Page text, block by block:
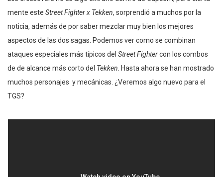
mente este Street Fighter x Tekken, sorprendió a muchos por la
noticia, además de por saber mezclar muy bien los mejores
aspectos de las dos sagas. Podemos ver como se combinan
ataques especiales más típicos del Street Fightercon los combos
de de alcance más corto del Tekken . Hasta ahora se han mostrado
muchos personajes y mecánicas. ¿Veremos algo nuevo para el
TGS?